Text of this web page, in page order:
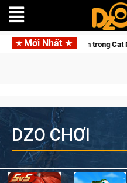
Mới Nhất
thế giới ngầm trong Cat Mafia
DZO CHƠI